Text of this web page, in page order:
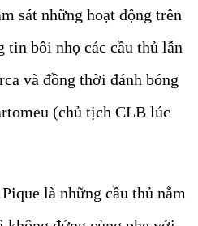
sát những hoạt động trên
tin bôi nhọ các cầu thủ lẫn
và đồng thời đánh bóng
(chủ tịch CLB lúc
là những cầu thủ nằm